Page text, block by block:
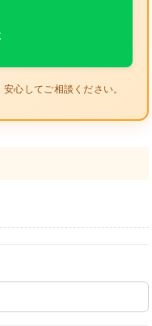
心してご相談ください。